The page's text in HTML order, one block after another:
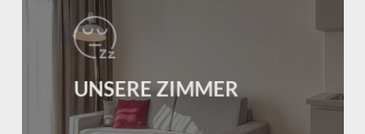
UNSERE ZIMMER